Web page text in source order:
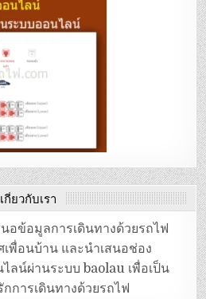
เกี่ยวกับเรา
นอข้อมูลการเดินทางด้วยรถไฟ
เพื่อนบ้าน และนำเสนอช่อง
ลน์ผ่านระบบ baolau เพื่อเป็น
ารเดินทางด้วยรถไฟ